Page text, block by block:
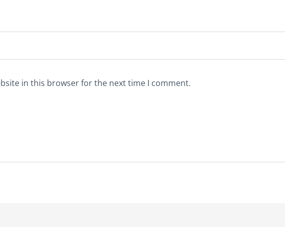
in this browser for the next time I comment.